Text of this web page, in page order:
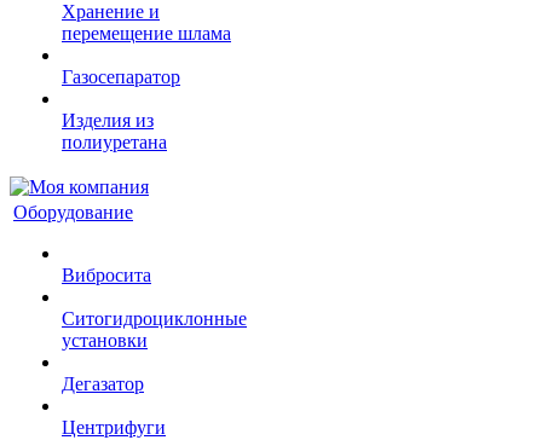
Хранение и
перемещение шлама
Газосепаратор
Изделия из
полиуретана
Оборудование
Вибросита
Ситогидроциклонные
установки
Дегазатор
Центрифуги